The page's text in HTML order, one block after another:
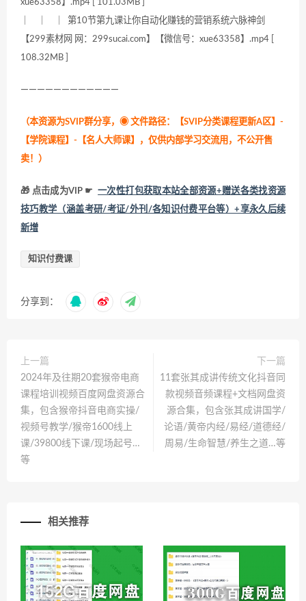
xue63358】.mp4 [ 101.03MB ]
｜ ｜ ｜ 第10节第九课让你自动化赚钱的营销系统六脉神剑
【299素材网 网：299sucai.com】【微信号：xue63358】.mp4 [
108.32MB ]
————————————
（本资源为SVIP群分享， ◉ 文件路径：【SVIP分类课程更新A区】-
【学院课程】-【名人大师课】，仅供内部学习交流用，不公开售
卖！ ）
🎁 点击成为VIP ☛ 一次性打包获取本站全部资源+赠送各类找资源
技巧教学（涵盖考研/考证/外刊/各知识付费平台等）+享永久后续
新增
知识付费课
分享到：
上一篇
2024年及往期20套猴帝电商
课程培训视频百度网盘资源合
集，包含猴帝抖音电商实操/
视频号教学/猴帝1600线上
课/39800线下课/现场起号…
等
下一篇
11套张其成讲传统文化抖音同
款视频音频课程+文档网盘资
源合集，包含张其成讲国学/
论语/黄帝内经/易经/道德经/
周易/生命智慧/养生之道…等
相关推荐